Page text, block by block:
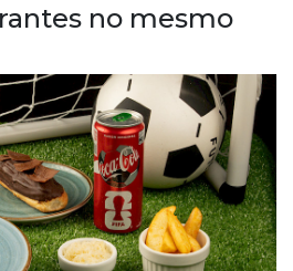
no mesmo